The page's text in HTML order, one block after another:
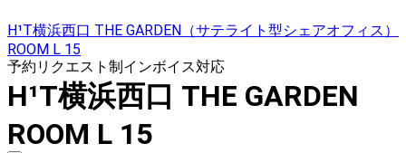
H¹T横浜西口 THE GARDEN（サテライト型シェアオフィス）
ROOM L 15
予約リクエスト制インボイス対応
H¹T横浜西口 THE GARDEN
ROOM L 15